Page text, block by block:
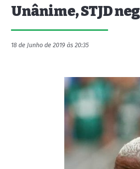
Unânime, STJD
18 de Junho de 2019 às 20:35